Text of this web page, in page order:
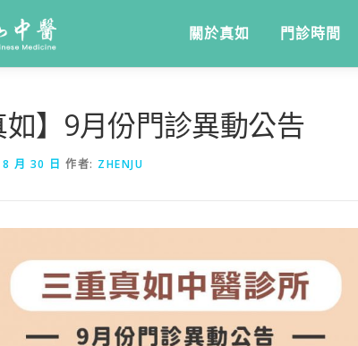
關於真如 門診時間
如】9月份門診異動公告
月 30 日 作者: ZHENJU